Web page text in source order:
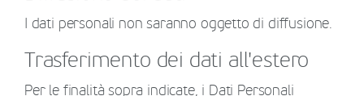
I dati personali non saranno oggetto di diffusione.
Trasferimento dei dati all'estero
Per le finalità sopra indicate, i Dati Personali